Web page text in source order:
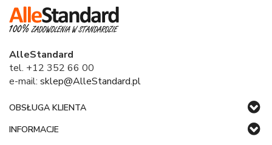
AlleStandard
tel. +12 352 66 00
e-mail: sklep@AlleStandard.pl
OBSŁUGA KLIENTA
INFORMACJE